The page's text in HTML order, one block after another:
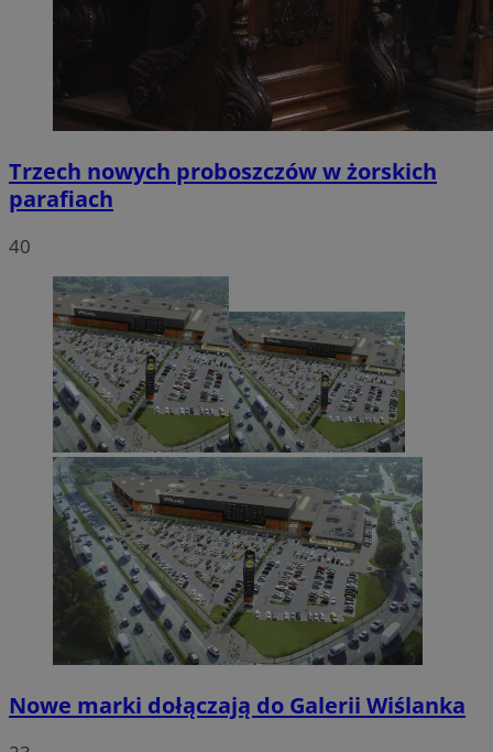
Trzech nowych proboszczów w żorskich
parafiach
40
Nowe marki dołączają do Galerii Wiślanka